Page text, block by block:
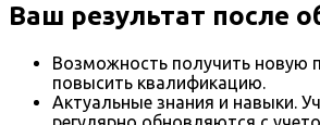
Ваш результат после
Возможность получить новую
повысить квалификацию.
Актуальные знания и навыки.